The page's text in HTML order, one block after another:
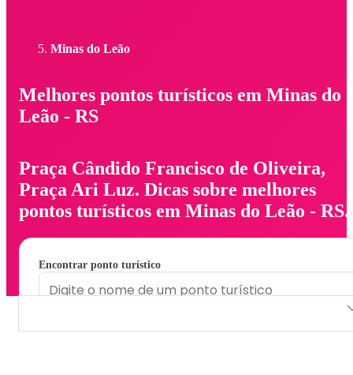
Minas do Leão
Melhores pontos turísticos em Minas do
Leão - RS
Praça Cândido Francisco de Oliveira,
Praça Ari Luz. Dicas sobre melhores
pontos turísticos em Minas do Leão - RS.
Encontrar ponto turístico